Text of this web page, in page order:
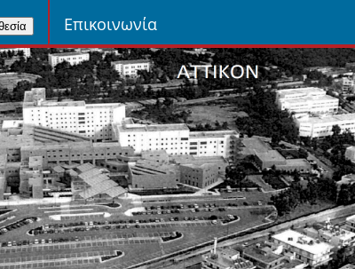
Επικοινωνία